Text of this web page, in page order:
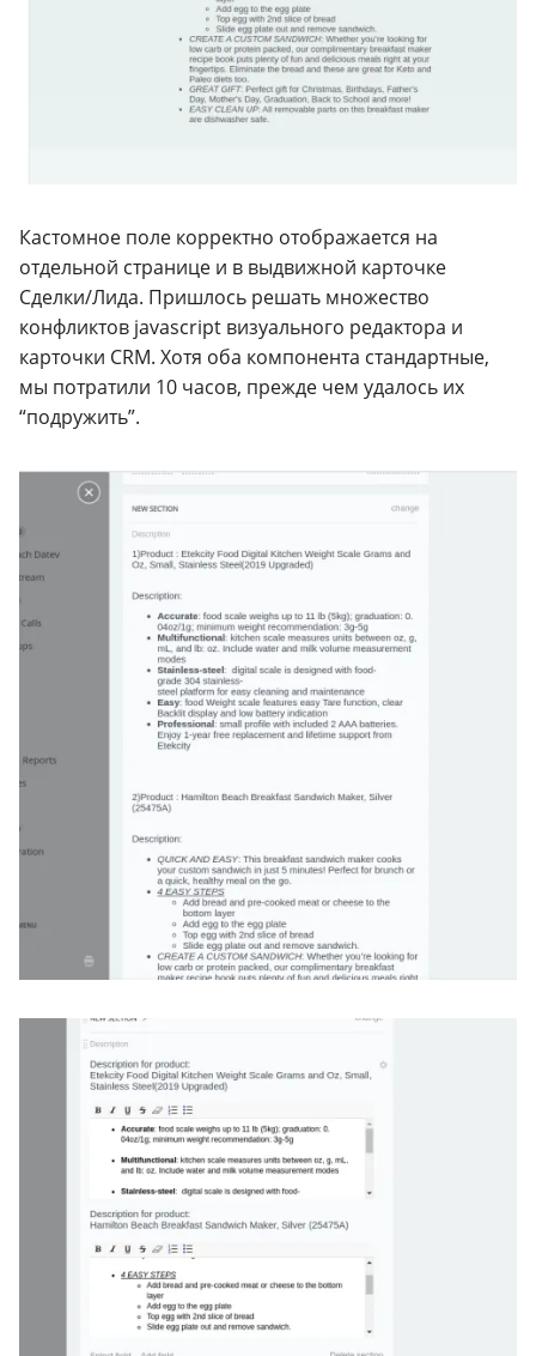
Кастомное поле корректно отображается на
отдельной странице и в выдвижной карточке
Сделки/Лида. Пришлось решать множество
конфликтов javascript визуального редактора и
карточки CRM. Хотя оба компонента стандартные,
мы потратили 10 часов, прежде чем удалось их
“подружить”.